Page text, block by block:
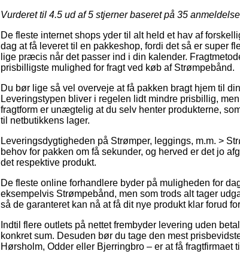
Vurderet til 4.5 ud af 5 stjerner baseret på 35
De fleste internet shops yder til alt held et hav af
dag at få leveret til en pakkeshop, fordi det så er super
lige præcis når det passer ind i din kalender.
prisbilligste mulighed for fragt ved køb af Strømpebånd.
Du bør lige så vel overveje at få pakken bragt hjem til
Leveringstypen bliver i regelen lidt mindre prisbillig,
fragtform er unægtelig at du selv henter produkterne,
til netbutikkens lager.
Leveringsdygtigheden på Strømper, leggings, m.m. >
behov for pakken om få sekunder, og herved er det jo
det respektive produkt.
De fleste online forhandlere byder på muligheden for
eksempelvis Strømpebånd, men som trods alt tager
så de garanteret kan nå at få dit nye produkt klar forud
Indtil flere outlets på nettet frembyder levering uden
konkret sum. Desuden bør du tage den mest
Hørsholm, Odder eller Bjerringbro – er at få fragtfirmaet